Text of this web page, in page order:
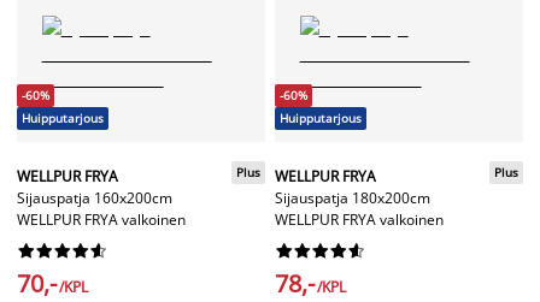
-60%
Huipputarjous
WELLPUR FRYA
Sijauspatja 160x200cm
WELLPUR FRYA valkoinen
Plus






70,-/KPL
-60%
Huipputarjous
WELLPUR FRYA
Sijauspatja 180x200cm
WELLPUR FRYA valkoinen
Plus






78,-/KPL